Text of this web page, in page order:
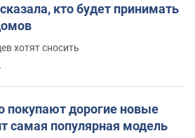
кто будет принимать
хотят сносить
покупают дорогие новые
самая популярная модель